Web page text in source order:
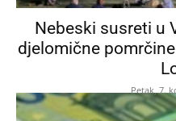
Nebeski susreti u
djelomične
Petak, 7.